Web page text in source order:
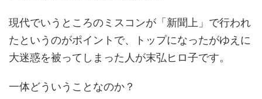
現代でいうところのミスコンが「新聞上」で行われ
たというのがポイントで、トップになったがゆえに
大迷惑を被ってしまった人が末弘ヒロ子です。
一体どういうことなのか？